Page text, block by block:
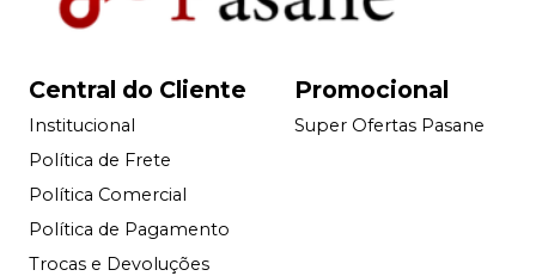
Central do Cliente
Institucional
Política de Frete
Política Comercial
Política de Pagamento
Trocas e Devoluções
Promocional
Super Ofertas Pasane